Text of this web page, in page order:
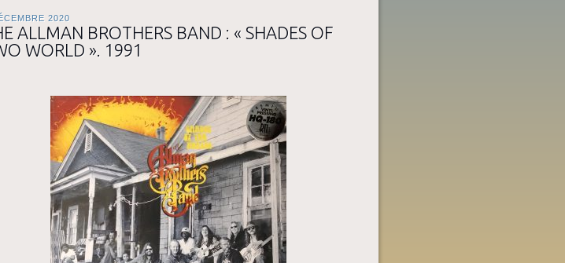
2020
ALLMAN BROTHERS BAND : « SHADES OF
WORLD ». 1991